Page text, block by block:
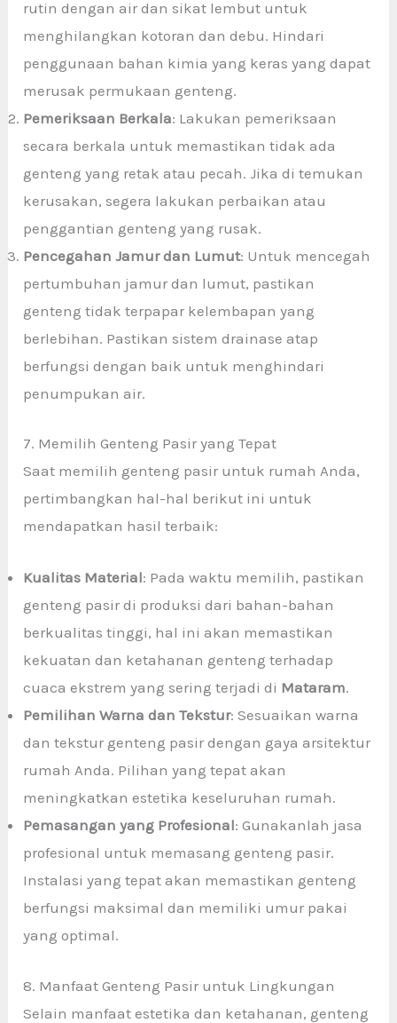
rutin dengan air dan sikat lembut untuk
menghilangkan kotoran dan debu. Hindari
penggunaan bahan kimia yang keras yang dapat
merusak permukaan genteng.
Pemeriksaan Berkala: Lakukan pemeriksaan
secara berkala untuk memastikan tidak ada
genteng yang retak atau pecah. Jika di temukan
kerusakan, segera lakukan perbaikan atau
penggantian genteng yang rusak.
Pencegahan Jamur dan Lumut: Untuk mencegah
pertumbuhan jamur dan lumut, pastikan
genteng tidak terpapar kelembapan yang
berlebihan. Pastikan sistem drainase atap
berfungsi dengan baik untuk menghindari
penumpukan air.
7. Memilih Genteng Pasir yang Tepat
Saat memilih genteng pasir untuk rumah Anda,
pertimbangkan hal-hal berikut ini untuk
mendapatkan hasil terbaik:
Kualitas Material: Pada waktu memilih, pastikan
genteng pasir di produksi dari bahan-bahan
berkualitas tinggi, hal ini akan memastikan
kekuatan dan ketahanan genteng terhadap
cuaca ekstrem yang sering terjadi di Mataram.
Pemilihan Warna dan Tekstur: Sesuaikan warna
dan tekstur genteng pasir dengan gaya arsitektur
rumah Anda. Pilihan yang tepat akan
meningkatkan estetika keseluruhan rumah.
Pemasangan yang Profesional: Gunakanlah jasa
profesional untuk memasang genteng pasir.
Instalasi yang tepat akan memastikan genteng
berfungsi maksimal dan memiliki umur pakai
yang optimal.
8. Manfaat Genteng Pasir untuk Lingkungan
Selain manfaat estetika dan ketahanan, genteng